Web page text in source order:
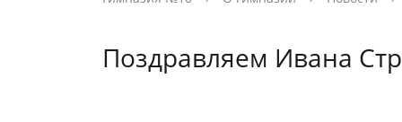
Интеграция общего и дополнительного
Доска
Навигаторы детства
Сетевой
Новости Минпросвещения России
Поздравляем Ивана